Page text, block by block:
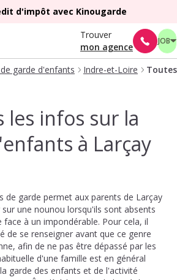
d'impôt avec Kinougarde
Trouver
mon agence
JOB
garde d'enfants Indre-et-Loire
les infos sur la
à Larçay
de garde permet aux parents de Larçay
une nounou lorsqu'ils sont absents
à un impondérable. Pour cela, il
de se renseigner avant que ce genre
afin de ne pas être dépassé par les
d'une famille est en général
garde des enfants et de l'activité